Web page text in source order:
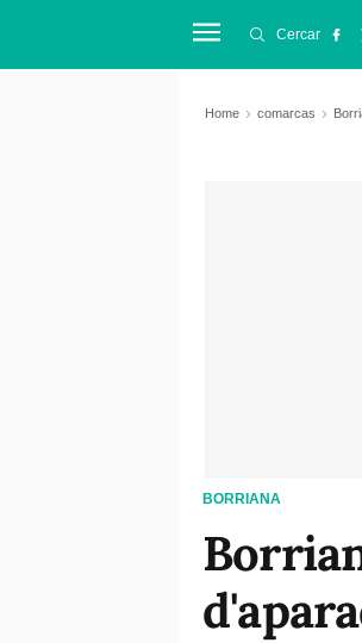
Cercar
Home comarcas
BORRIANA